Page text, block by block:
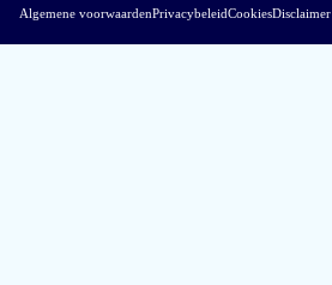
Algemene voorwaardenPrivacybeleidCookiesDisclaimer